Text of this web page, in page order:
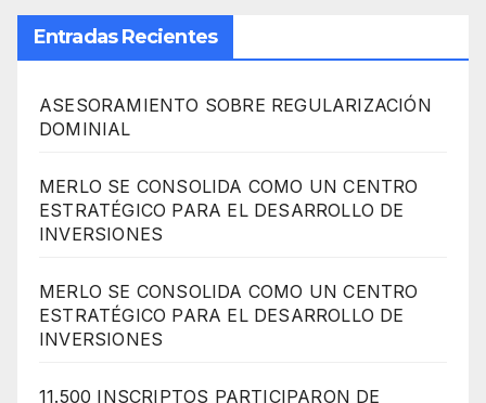
Entradas Recientes
ASESORAMIENTO SOBRE REGULARIZACIÓN
DOMINIAL
MERLO SE CONSOLIDA COMO UN CENTRO
ESTRATÉGICO PARA EL DESARROLLO DE
INVERSIONES
MERLO SE CONSOLIDA COMO UN CENTRO
ESTRATÉGICO PARA EL DESARROLLO DE
INVERSIONES
11.500 INSCRIPTOS PARTICIPARON DE